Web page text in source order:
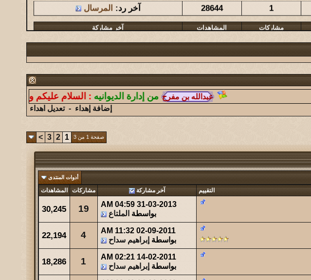
126
146143 آخر رد:المشرقي
7
14735 آخر رد:الغازي
مشاركات المشاهدات آخر مشاركة
17741 آخر رد:همس الغروب
مشاركات المشاهدات آخر مشاركة
ابو هشام
مشاركات المشاهدات آخر مشاركة
289
276044 آخر رد:عبدالله الشهراني
مشاركات المشاهدات آخر مشاركة
1132
494123 آخر رد:حتى ظلي له مهابه
آخر مشاركة
66997 آخر رد:صقر الجنوب
مشاركات المشاهدات آخر مشاركة
34433 آخر رد:صاحب السمو
من إدارة الديوانيه :السلام عليكم ورحمة الله
إضافة إهداء -تعديل اهداء
صفحة 1 من 3 1
2
3
>
أدوات المنتدى
التقييم آخر مشاركة مشاركات المشاهدات
31-03-2013
04:59 AM
بواسطة الملتاع 19
30,245
02-09-2011
11:32 AM
بواسطة إبراهيم سداح 4
22,194
14-02-2011
02:21 AM
بواسطة إبراهيم سداح 1
18,286